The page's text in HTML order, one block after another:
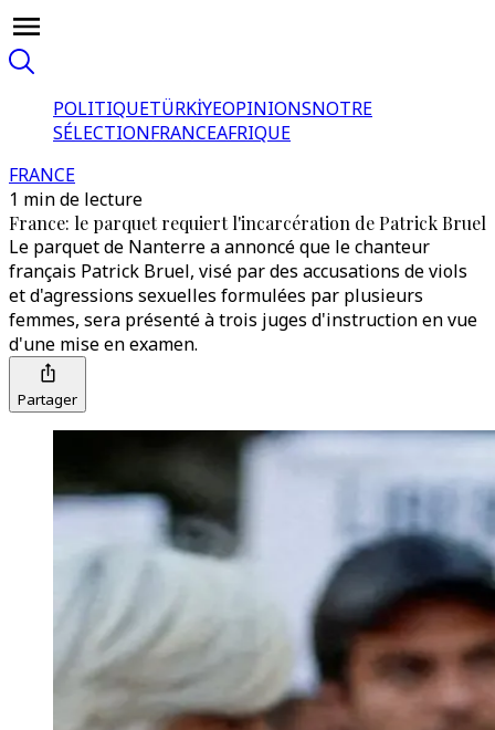
POLITIQUETÜRKİYEOPINIONSNOTRE
SÉLECTIONFRANCEAFRIQUE
FRANCE
1 min de lecture
France: le parquet requiert l'incarcération de Patrick Bruel
Le parquet de Nanterre a annoncé que le chanteur
français Patrick Bruel, visé par des accusations de viols
et d'agressions sexuelles formulées par plusieurs
femmes, sera présenté à trois juges d'instruction en vue
d'une mise en examen.
Partager